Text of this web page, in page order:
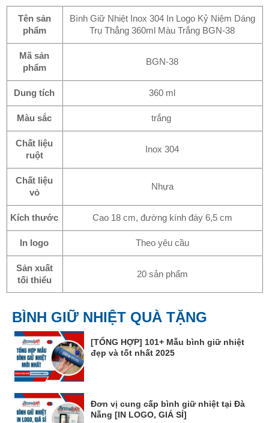
Tên sản
phẩm
Bình Giữ Nhiệt Inox 304 In Logo Kỷ Niệm Dáng
Trụ Thẳng 360ml Màu Trắng BGN-38
Mã sản
phẩm
BGN-38
Dung tích 360 ml
Màu sắc trắng
Chất liệu
ruột
Inox 304
Chất liệu
vỏ
Nhựa
Kích thước Cao 18 cm, đường kính đáy 6,5 cm
In logo Theo yêu cầu
Sản xuất
tối thiểu
20 sản phẩm
BÌNH GIỮ NHIỆT QUÀ TẶNG
[TỔNG HỢP] 101+ Mẫu bình giữ nhiệt
đẹp và tốt nhất 2025
Đơn vị cung cấp bình giữ nhiệt tại Đà
Nẵng [IN LOGO, GIÁ SỈ]